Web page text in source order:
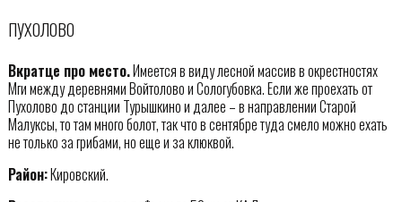
ПУХОЛОВО
Вкратце про место.Имеется в виду лесной массив в окрестностях
Мги между деревнями Войтолово и Сологубовка. Если же проехать от
Пухолово до станции Турышкино и далее – в направлении Старой
Малуксы, то там много болот, так что в сентябре туда смело можно ехать
не только за грибами, но еще и за клюквой.
Район:Кировский.